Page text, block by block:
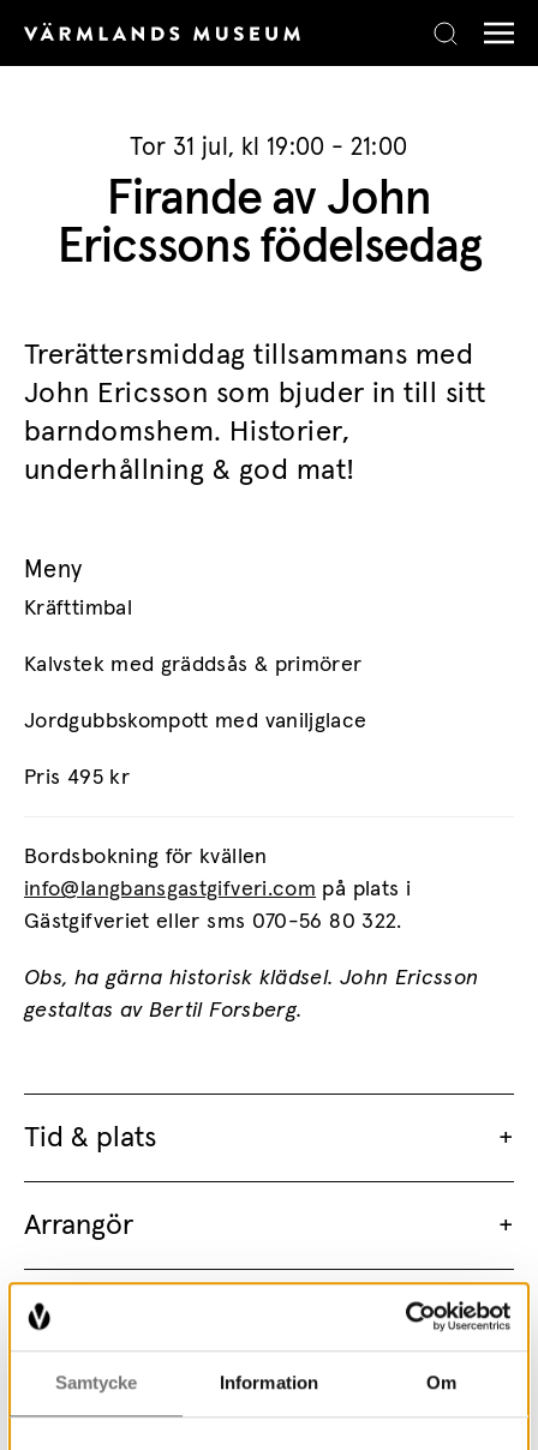
Samtycke Information Om
Tor 31 jul, kl 19:00 - 21:00
Firande av John
Ericssons födelsedag
Trerättersmiddag tillsammans med
John Ericsson som bjuder in till sitt
barndomshem. Historier,
underhållning & god mat!
Meny
Kräfttimbal
Kalvstek med gräddsås & primörer
Jordgubbskompott med vaniljglace
Pris 495 kr
Bordsbokning för kvällen
info@langbansgastgifveri.com på plats i
Gästgifveriet eller sms 070-56 80 322.
Obs, ha gärna historisk klädsel. John Ericsson
gestaltas av Bertil Forsberg.
Tid & plats
Arrangör